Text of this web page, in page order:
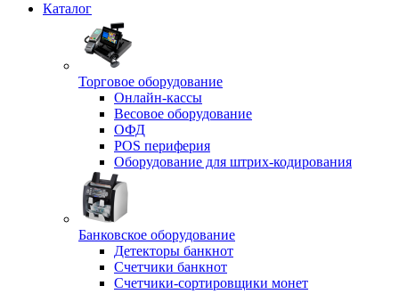
Каталог
Торговое оборудование
Онлайн-кассы
Весовое оборудование
ОФД
POS периферия
Оборудование для штрих-кодирования
Банковское оборудование
Детекторы банкнот
Счетчики банкнот
Счетчики-сортировщики монет